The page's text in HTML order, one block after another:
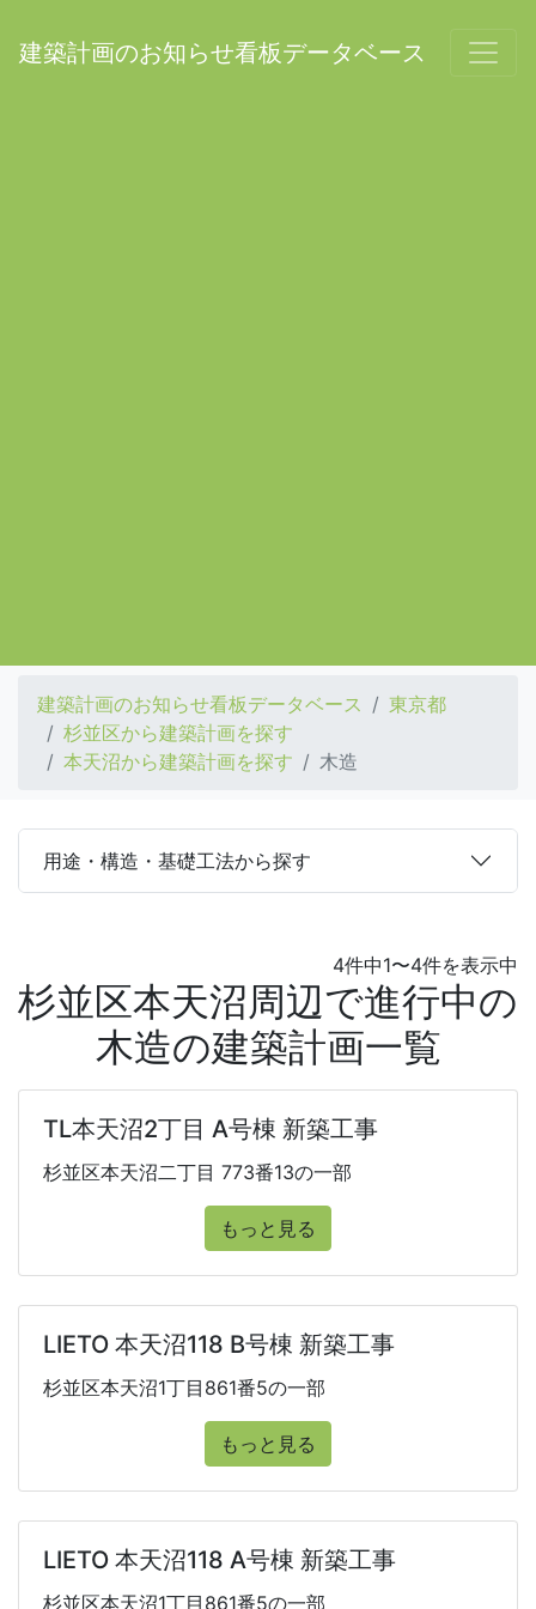
建築計画のお知らせ看板データベース
建築計画のお知らせ看板データベース
東京都
杉並区から建築計画を探す
本天沼から建築計画を探す
木造
用途・構造・基礎工法から探す
4件中1〜4件を表示中
杉並区本天沼周辺で進行中の
木造の建築計画一覧
TL本天沼2丁目 A号棟 新築工事
杉並区本天沼二丁目 773番13の一部
もっと見る
LIETO 本天沼118 B号棟 新築工事
杉並区本天沼1丁目861番5の一部
もっと見る
LIETO 本天沼118 A号棟 新築工事
杉並区本天沼1丁目861番5の一部